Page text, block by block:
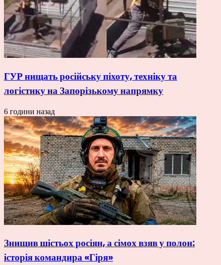
ГУР нищать російську піхоту, техніку та
логістику на Запорізькому напрямку
6 години назад
Знищив шістьох росіян, а сімох взяв у полон:
історія командира «Гіря»